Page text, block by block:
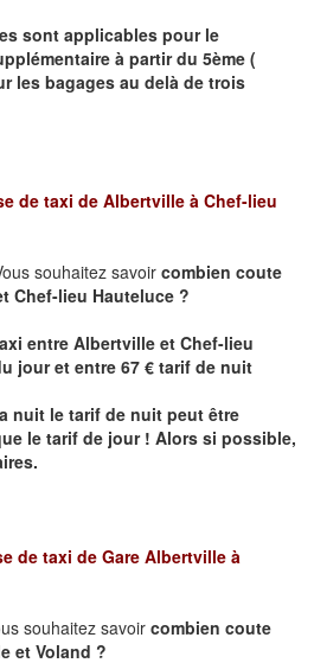
sont applicables pour le
à partir du 5ème (
les bagages au delà de trois
de taxi de Albertville à Chef-lieu
souhaitez savoir combien coute
Chef-lieu Hauteluce ?
entre Albertville et Chef-lieu
jour et entre 67 € tarif de nuit
nuit le tarif de nuit peut être
le tarif de jour ! Alors si possible,
de taxi de Gare Albertville à
souhaitez savoir combien coute
et Voland ?